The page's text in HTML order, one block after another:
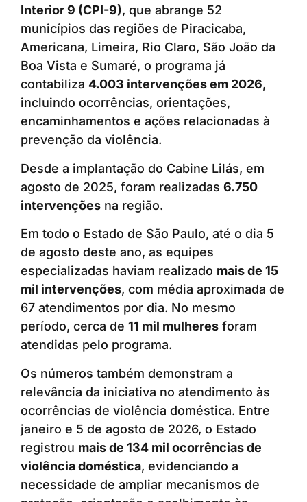
Interior 9 (CPI-9), que abrange 52
municípios das regiões de Piracicaba,
Americana, Limeira, Rio Claro, São João da
Boa Vista e Sumaré, o programa já
contabiliza 4.003 intervenções em 2026,
incluindo ocorrências, orientações,
encaminhamentos e ações relacionadas à
prevenção da violência.
Desde a implantação do Cabine Lilás, em
agosto de 2025, foram realizadas 6.750
intervenções na região.
Em todo o Estado de São Paulo, até o dia 5
de agosto deste ano, as equipes
especializadas haviam realizado mais de 15
mil intervenções, com média aproximada de
67 atendimentos por dia. No mesmo
período, cerca de 11 mil mulheres foram
atendidas pelo programa.
Os números também demonstram a
relevância da iniciativa no atendimento às
ocorrências de violência doméstica. Entre
janeiro e 5 de agosto de 2026, o Estado
registrou mais de 134 mil ocorrências de
violência doméstica, evidenciando a
necessidade de ampliar mecanismos de